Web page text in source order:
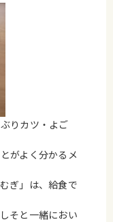
りカツ・よご
がよく分かるメ
ぎ」は、給食で
そと一緒におい